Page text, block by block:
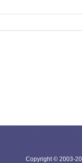
Copyright © 2003-